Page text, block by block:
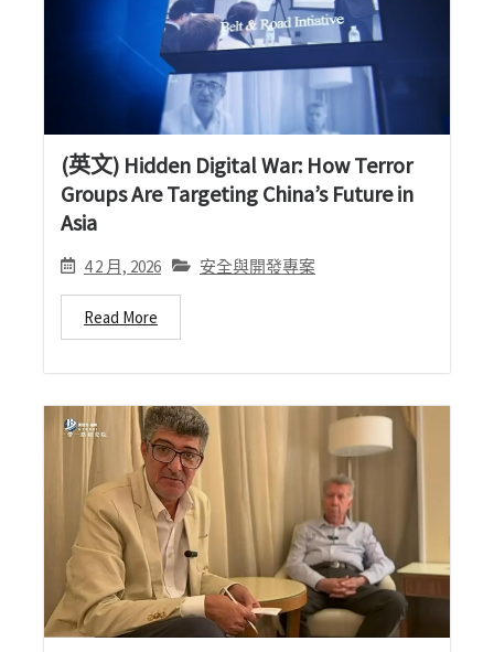
(英文) Hidden Digital War: How Terror
Groups Are Targeting China’s Future in
Asia
4 2 月, 2026 安全與開發專案
Read More